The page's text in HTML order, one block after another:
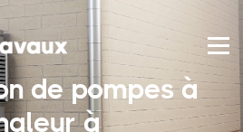
de pompes à
à